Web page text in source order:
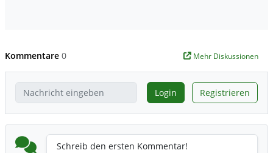
Kommentare 0 Mehr Diskussionen
Login Registrieren
Schreib den ersten Kommentar!